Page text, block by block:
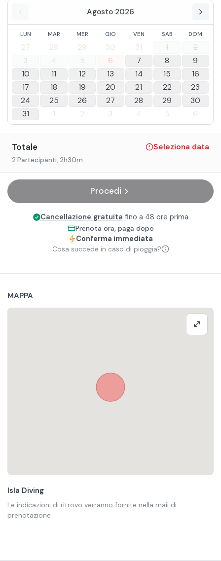
Agosto 2026
LUN MAR MER GIO VEN SAB DOM
27 28 29 30 31 1
2
3
4 5 6 7 8
9
10
11 12 13 14 15
16
17
18 19 20 21 22
23
24
25 26 27 28 29
30
31
1 2 3 4 5 6
Totale Seleziona data
2 Partecipanti, 2h30m
Procedi
Cancellazione gratuita fino a 48 ore prima
Prenota ora, paga dopo
Conferma immediata
Cosa succede in caso di pioggia?
MAPPA
Isla Diving
Le indicazioni di ritrovo verranno fornite nella mail di
prenotazione